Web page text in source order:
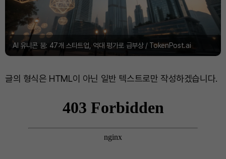
AI 유니콘 붐: 47개 스타트업, 억대 평가로 급부상 / TokenPost.ai
글의 형식은 HTML이 아닌 일반 텍스트로만 작성하겠습니다.